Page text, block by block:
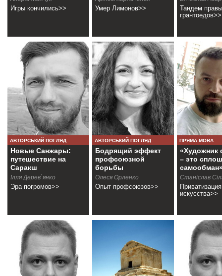
Игры кончились>> Умер Лимонов>>
Тандем
грантоедов>>
АВТОРСЬКИЙ ПОГЛЯД
Новые Санжары:
путешествие на
Саракш
Ілля Дерев`янко
Эра погромов>>
АВТОРСЬКИЙ ПОГЛЯД
Бодрящий эффект
профсоюзной
борьбы
Олеся Орленко
Опыт профсоюзов>>
ПРЯМА МОВА
«Художник
– это
Станіслав
Приватизация
искусства>>